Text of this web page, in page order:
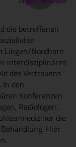
die betroffenen
Lingen/Nordhorn
interdisziplinäres
des Vertrauens
den
Konferenzen
Radiologen,
die
Hier